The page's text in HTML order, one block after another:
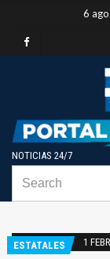
6
NOTICIAS 24/7
ESTATALES 1